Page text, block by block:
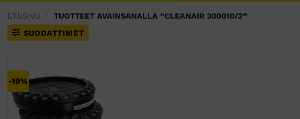
ETUSIVU
TUOTTEET AVAINSANALLA “CLEANAIR 300010/2”
SUODATTIMET
-19%